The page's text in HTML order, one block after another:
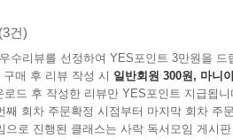
(3건)
수리뷰를 선정하여 YES포인트 3만원을 드
매 후 리뷰 작성 시 일반회원 300원, 마니
로드 후 작성한 리뷰만 YES포인트 지급됩니
째 회차 주문확정 시점부터 마지막 회차 주
으로 진행된 클래스는 사락 독서모임 게시